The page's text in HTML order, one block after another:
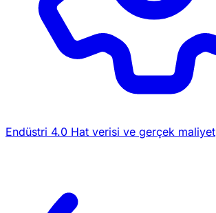
Endüstri 4.0 Hat verisi ve gerçek maliyet